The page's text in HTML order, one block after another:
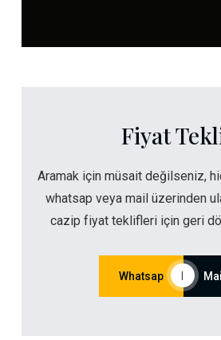
Fiyat
Aramak için müsait değilseniz,
whatsap veya mail üzerinden
cazip fiyat teklifleri için geri
Whatsap